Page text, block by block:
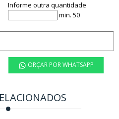
Informe outra quantidade
min. 50
ORÇAR POR WHATSAPP